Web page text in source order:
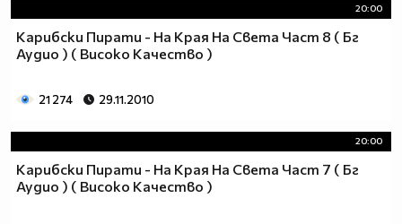
20:00
Карибски Пирати - На Края На Света Част 8 ( Бг
Аудио ) ( Високо Качество )
21 274 29.11.2010
20:00
Карибски Пирати - На Края На Света Част 7 ( Бг
Аудио ) ( Високо Качество )